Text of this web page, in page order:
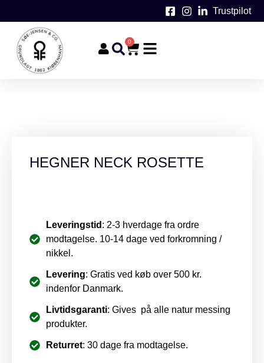
Trustpilot
0
HEGNER NECK ROSETTE
Leveringstid : 2-3 hverdage fra ordre
modtagelse. 10-14 dage ved forkromning /
nikkel.
Levering: Gratis ved køb over 500 kr.
indenfor Danmark.
Livtidsgaranti: Gives på alle natur messing
produkter.
Returret: 30 dage fra modtagelse.